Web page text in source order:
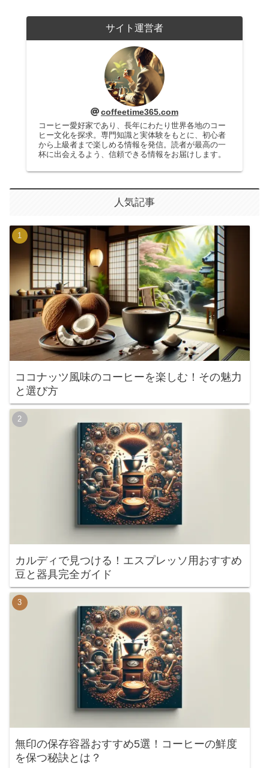
サイト運営者
coffeetime365.com
コーヒー愛好家であり、長年にわたり世界各地のコー
ヒー文化を探求。専門知識と実体験をもとに、初心者
から上級者まで楽しめる情報を発信。読者が最高の一
杯に出会えるよう、信頼できる情報をお届けします。
人気記事
ココナッツ風味のコーヒーを楽しむ！その魅力
と選び方
カルディで見つける！エスプレッソ用おすすめ
豆と器具完全ガイド
無印の保存容器おすすめ5選！コーヒーの鮮度
を保つ秘訣とは？